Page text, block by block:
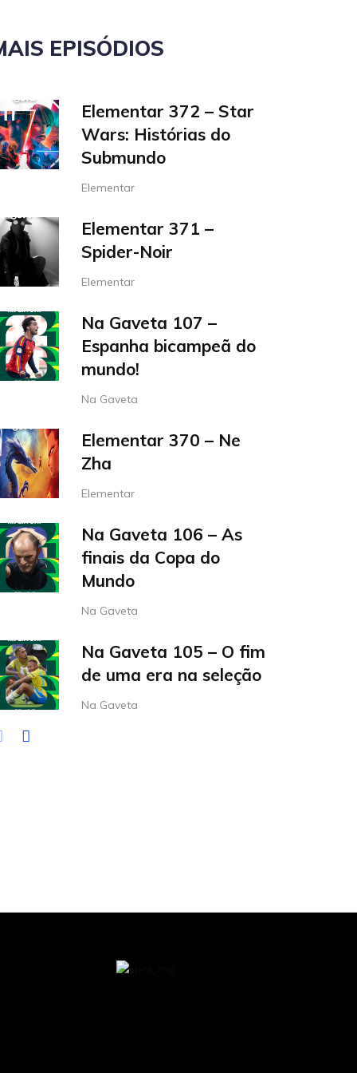
EPISÓDIOS
Elementar 372 – Star
Wars: Histórias do
Submundo
Elementar
Elementar 371 –
Spider-Noir
Elementar
Na Gaveta 107 –
Espanha bicampeã do
mundo!
Na Gaveta
Elementar 370 – Ne
Zha
Elementar
Na Gaveta 106 – As
finais da Copa do
Mundo
Na Gaveta
Na Gaveta 105 – O fim
de uma era na seleção
Na Gaveta